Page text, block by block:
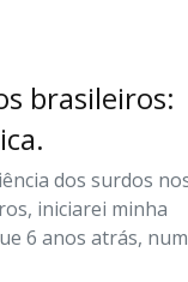
brasileiros:
dos surdos
iniciarei minha
6 anos atrás,